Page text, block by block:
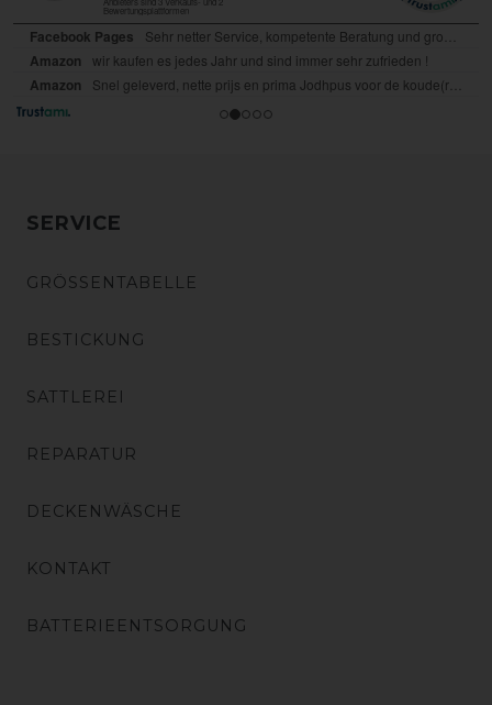
SERVICE
GRÖSSENTABELLE
BESTICKUNG
SATTLEREI
REPARATUR
DECKENWÄSCHE
KONTAKT
BATTERIEENTSORGUNG